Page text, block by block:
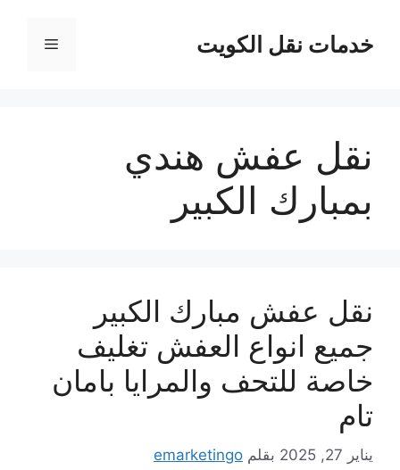
المحتوىخدمات نقل الكويت القائمة
نقل عفش هندي
بمبارك الكبير
نقل عفش مبارك الكبير
جميع انواع العفش تغليف
خاصة للتحف والمرايا بامان
تام
يناير 27, 2025 بقلم emarketingo